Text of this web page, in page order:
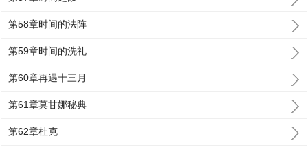
第58章时间的法阵
第59章时间的洗礼
第60章再遇十三月
第61章莫甘娜秘典
第62章杜克